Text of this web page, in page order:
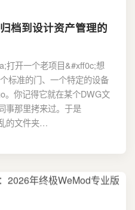
档到设计资产管理的
打开一个老项目&#xff0c;想
标准的门、一个特定的设备
。你记得它就在某个DWG文
事那里拷来过。于是
的文件夹…